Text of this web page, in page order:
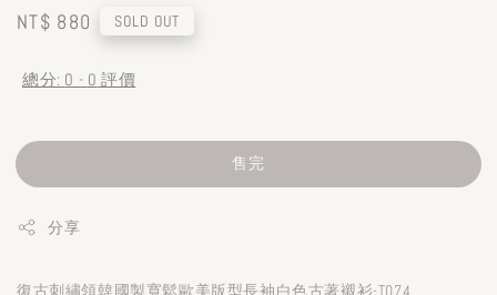
Regular
NT$ 880 SOLD OUT
總分: 0 - 0 評價
售完
分享
復古刺繡領韓國製寬鬆歐美版型長袖白色古著襯衫-T074